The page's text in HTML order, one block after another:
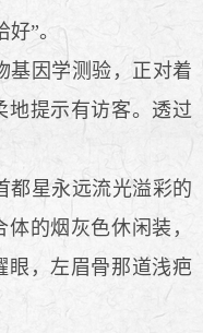
”。
因学测验，正对着
地提示有访客。透过
星永远流光溢彩的
的烟灰色休闲装，
眼，左眉骨那道浅疤